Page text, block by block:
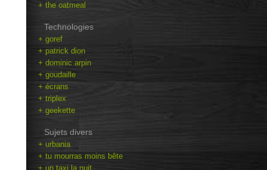
+ the oatmeal
Technologies
+ goref
+ patrick dion
+ dominic arpin
+ goudaille
+ écrans
+ triplex
+ geekette
Sujets divers
+ urbania
+ tu mourras moins bête
+ un taxi la nuit